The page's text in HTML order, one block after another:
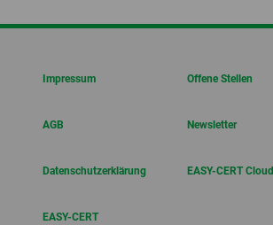
Impressum
AGB
Datenschutzerklärung
EASY-CERT
Offene Stellen
Newsletter
EASY-CERT Cloud